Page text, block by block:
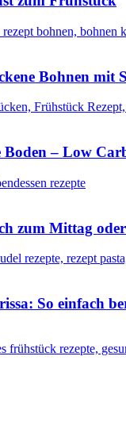
Bohnen mit
– Low
zum Mittag
So einfach